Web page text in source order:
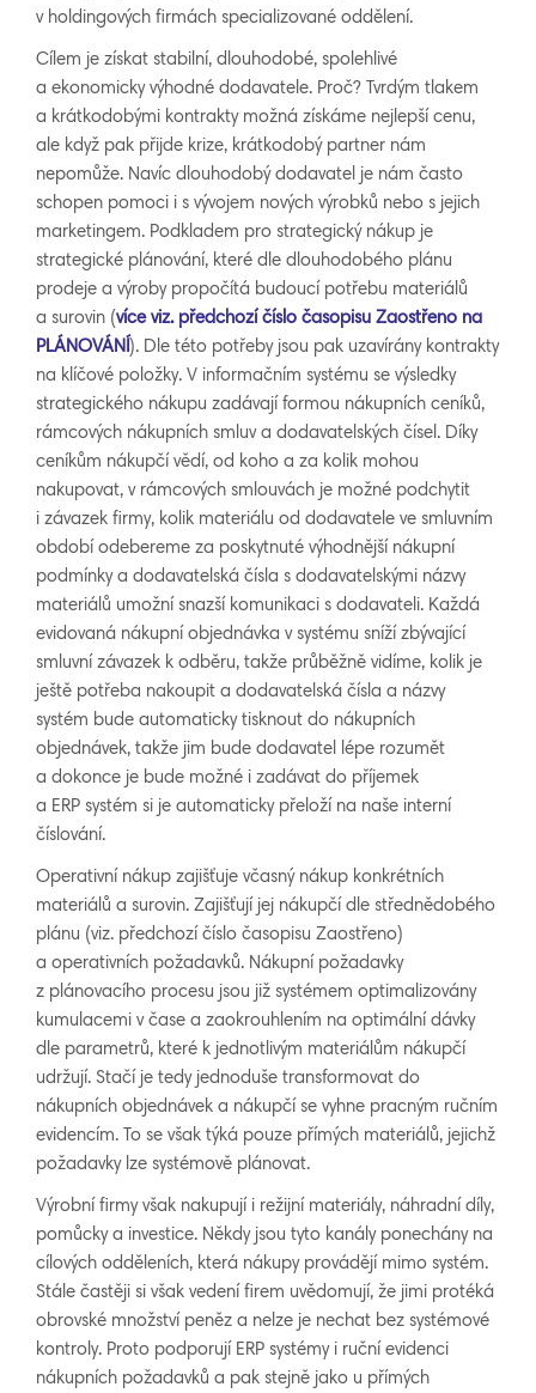
v holdingových firmách specializované oddělení.
Cílem je získat stabilní, dlouhodobé, spolehlivé
a ekonomicky výhodné dodavatele. Proč? Tvrdým tlakem
a krátkodobými kontrakty možná získáme nejlepší cenu,
ale když pak přijde krize, krátkodobý partner nám
nepomůže. Navíc dlouhodobý dodavatel je nám často
schopen pomoci i s vývojem nových výrobků nebo s jejich
marketingem. Podkladem pro strategický nákup je
strategické plánování, které dle dlouhodobého plánu
prodeje a výroby propočítá budoucí potřebu materiálů
a surovin (více viz. předchozí číslo časopisu Zaostřeno na
PLÁNOVÁNÍ ). Dle této potřeby jsou pak uzavírány kontrakty
na klíčové položky. V informačním systému se výsledky
strategického nákupu zadávají formou nákupních ceníků,
rámcových nákupních smluv a dodavatelských čísel. Díky
ceníkům nákupčí vědí, od koho a za kolik mohou
nakupovat, v rámcových smlouvách je možné podchytit
i závazek firmy, kolik materiálu od dodavatele ve smluvním
období odebereme za poskytnuté výhodnější nákupní
podmínky a dodavatelská čísla s dodavatelskými názvy
materiálů umožní snazší komunikaci s dodavateli. Každá
evidovaná nákupní objednávka v systému sníží zbývající
smluvní závazek k odběru, takže průběžně vidíme, kolik je
ještě potřeba nakoupit a dodavatelská čísla a názvy
systém bude automaticky tisknout do nákupních
objednávek, takže jim bude dodavatel lépe rozumět
a dokonce je bude možné i zadávat do příjemek
a ERP systém si je automaticky přeloží na naše interní
číslování.
Operativní nákup zajišťuje včasný nákup konkrétních
materiálů a surovin. Zajišťují jej nákupčí dle střednědobého
plánu (viz. předchozí číslo časopisu Zaostřeno)
a operativních požadavků. Nákupní požadavky
z plánovacího procesu jsou již systémem optimalizovány
kumulacemi v čase a zaokrouhlením na optimální dávky
dle parametrů, které k jednotlivým materiálům nákupčí
udržují. Stačí je tedy jednoduše transformovat do
nákupních objednávek a nákupčí se vyhne pracným ručním
evidencím. To se však týká pouze přímých materiálů, jejichž
požadavky lze systémově plánovat.
Výrobní firmy však nakupují i režijní materiály, náhradní díly,
pomůcky a investice. Někdy jsou tyto kanály ponechány na
cílových odděleních, která nákupy provádějí mimo systém.
Stále častěji si však vedení firem uvědomují, že jimi protéká
obrovské množství peněz a nelze je nechat bez systémové
kontroly. Proto podporují ERP systémy i ruční evidenci
nákupních požadavků a pak stejně jako u přímých